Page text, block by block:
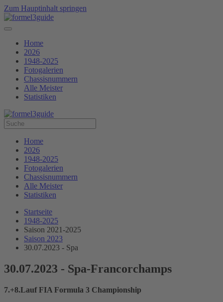
Zum Hauptinhalt springen
Home
2026
1948-2025
Fotogalerien
Chassisnummern
Alle Meister
Statistiken
Home
2026
1948-2025
Fotogalerien
Chassisnummern
Alle Meister
Statistiken
Startseite
1948-2025
Saison 2021-2025
Saison 2023
30.07.2023 - Spa
30.07.2023 - Spa-Francorchamps
7.+8.Lauf FIA Formula 3 Championship